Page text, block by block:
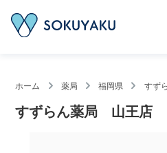
ホーム 薬局 福岡県 すず
すずらん薬局 山王店